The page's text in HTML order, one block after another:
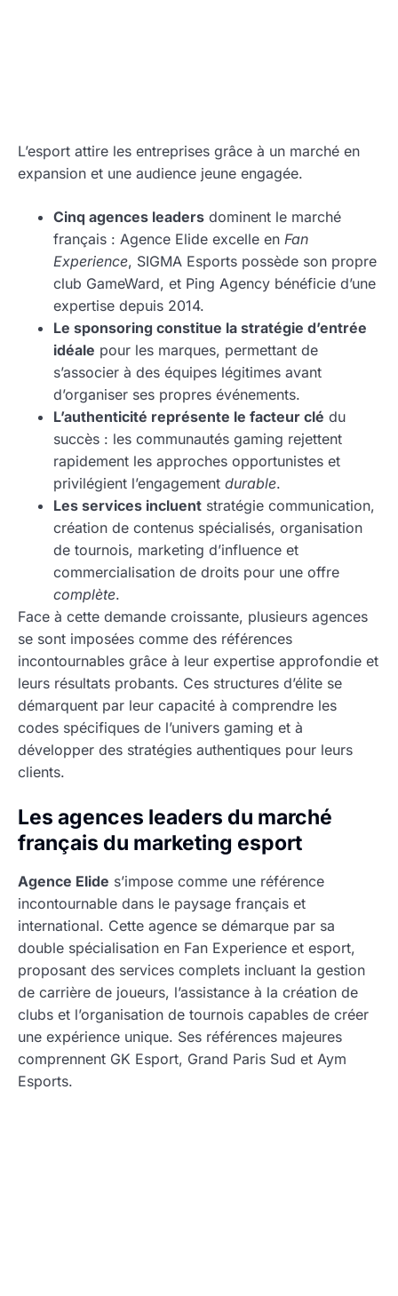
L’esport attire les entreprises grâce à un marché en
expansion et une audience jeune engagée.
Cinq agences leaders dominent le marché
français : Agence Elide excelle en Fan
Experience, SIGMA Esports possède son propre
club GameWard, et Ping Agency bénéficie d’une
expertise depuis 2014.
Le sponsoring constitue la stratégie d’entrée
idéale pour les marques, permettant de
s’associer à des équipes légitimes avant
d’organiser ses propres événements.
L’authenticité représente le facteur clé du
succès : les communautés gaming rejettent
rapidement les approches opportunistes et
privilégient l’engagement durable.
Les services incluent stratégie communication,
création de contenus spécialisés, organisation
de tournois, marketing d’influence et
commercialisation de droits pour une offre
complète.
Face à cette demande croissante, plusieurs agences
se sont imposées comme des références
incontournables grâce à leur expertise approfondie et
leurs résultats probants. Ces structures d’élite se
démarquent par leur capacité à comprendre les
codes spécifiques de l’univers gaming et à
développer des stratégies authentiques pour leurs
clients.
Les agences leaders du marché
français du marketing esport
Agence Elide s’impose comme une référence
incontournable dans le paysage français et
international. Cette agence se démarque par sa
double spécialisation en Fan Experience et esport,
proposant des services complets incluant la gestion
de carrière de joueurs, l’assistance à la création de
clubs et l’organisation de tournois capables de créer
une expérience unique. Ses références majeures
comprennent GK Esport, Grand Paris Sud et Aym
Esports.